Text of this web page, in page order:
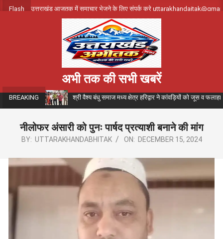
SkipFlash उत्तराखंड आजतक में समाचार भेजने के लिए संपर्क करे
अभी तक की सभी खबरें
BREAKING श्री वैश्य बंधु समाज मध्य क्षेत्र हरिद्वार ने कांवड़ियों को जूस व
नीलोफर अंसारी को पुनः पार्षद प्रत्याशी बनाने की मांग
BY: UTTARAKHANDABHITAK ON: DECEMBER 15, 2024